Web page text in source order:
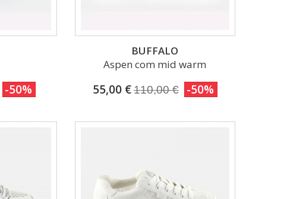
-50%
BUFFALO
Aspen com mid warm
55,00 €110,00 € -50%